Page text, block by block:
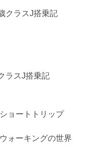
クラスJ搭乗記
ラスJ搭乗記
ョートトリップ
ォーキングの世界